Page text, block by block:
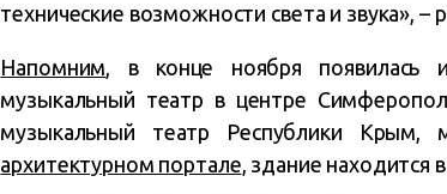
технические возможности света и звука», –
Напомним, в конце ноября появилась
музыкальный театр в центре
музыкальный театр Республики
архитектурном портале, здание находится